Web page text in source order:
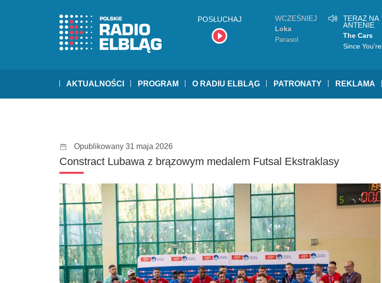
POSŁUCHAJ WCZEŚNIEJ
Loka
Parasol
TERAZ NA
ANTENIE
The Cars
Since You're
AKTUALNOŚCI PROGRAM O RADIU ELBLĄG PATRONATY REKLAMA
Opublikowany 31 maja 2026
Constract Lubawa z brązowym medalem Futsal Ekstraklasy